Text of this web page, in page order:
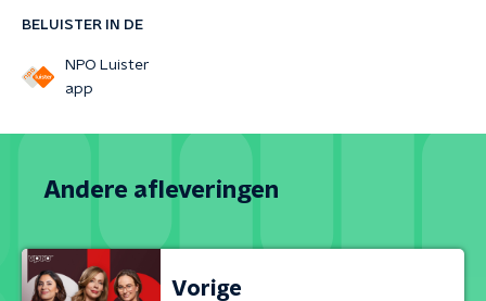
BELUISTER IN DE
NPO Luister
app
Andere afleveringen
Vorige